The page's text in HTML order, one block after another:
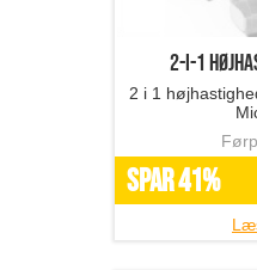
2-i-1
2 i 1
SPAR 41%